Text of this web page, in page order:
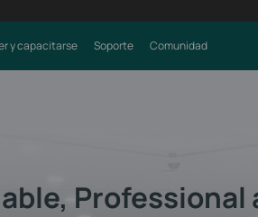
y capacitarse Soporte Comunidad